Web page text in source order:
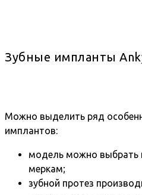
Зубные импланты
Можно выделить ряд
имплантов:
модель можно выбрать
меркам;
зубной протез